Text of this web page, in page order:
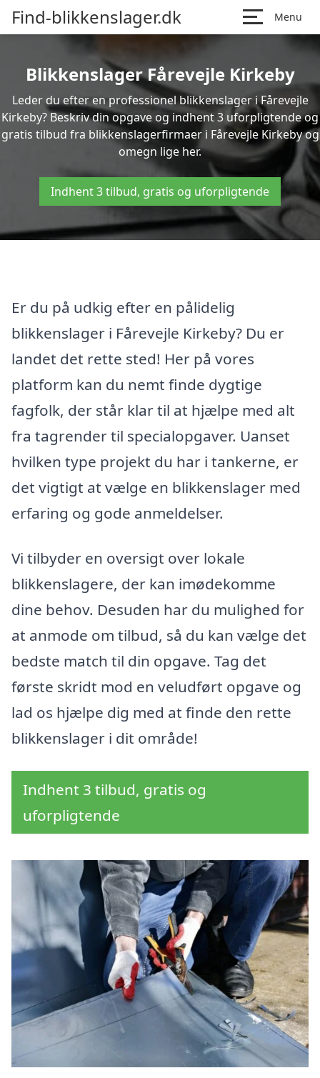
Find-blikkenslager.dk Menu
Blikkenslager Fårevejle Kirkeby
Leder du efter en professionel blikkenslager i Fårevejle
Kirkeby? Beskriv din opgave og indhent 3 uforpligtende og
gratis tilbud fra blikkenslagerfirmaer i Fårevejle Kirkeby og
omegn lige her.
Indhent 3 tilbud, gratis og uforpligtende
Er du på udkig efter en pålidelig
blikkenslager i Fårevejle Kirkeby? Du er
landet det rette sted! Her på vores
platform kan du nemt finde dygtige
fagfolk, der står klar til at hjælpe med alt
fra tagrender til specialopgaver. Uanset
hvilken type projekt du har i tankerne, er
det vigtigt at vælge en blikkenslager med
erfaring og gode anmeldelser.
Vi tilbyder en oversigt over lokale
blikkenslagere, der kan imødekomme
dine behov. Desuden har du mulighed for
at anmode om tilbud, så du kan vælge det
bedste match til din opgave. Tag det
første skridt mod en veludført opgave og
lad os hjælpe dig med at finde den rette
blikkenslager i dit område!
Indhent 3 tilbud, gratis og
uforpligtende